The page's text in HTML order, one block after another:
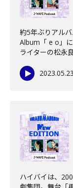
約5年ぶりアル
Album「 e o」
ライターの松永
2023.05.23
ハイバイは、